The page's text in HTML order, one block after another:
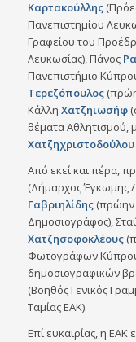
Καρτακούλλης
Πανεπιστημίου
Γραφείου του
Λευκωσίας), Πάνος
Πανεπιστήμιο
Τερεζόπουλος
Κάλλη Χατζηιωσήφ
θέματα Αθλητισμού,
Χατζηχριστοδούλου
Από εκεί και πέρα,
(Δήμαρχος Έγκωμης /
Γαβριηλίδης(πρώην
Δημοσιογράφος),
Χατζησοφοκλέους
Φωτογράφων Κύπρου)
δημοσιογραφικών
(Βοηθός Γενικός
Ταμίας ΕΑΚ).
Επί ευκαιρίας, η ΕΑΚ